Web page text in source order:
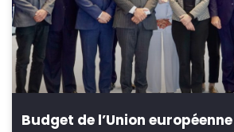
Budget de l’Union